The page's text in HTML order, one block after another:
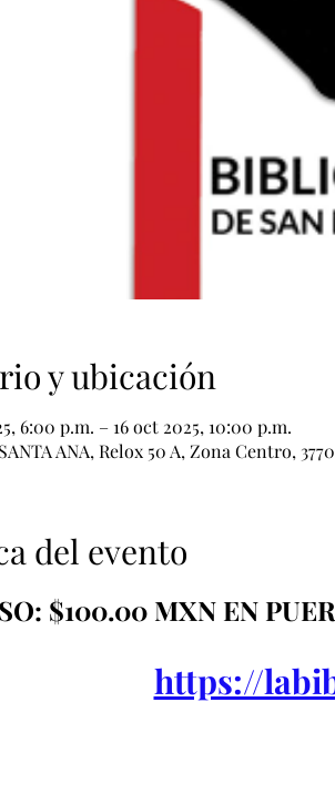
y ubicación
6:00 p.m. – 16 oct 2025, 10:00 p.m.
ANA, Relox 50 A, Zona Centro,
del evento
$100.00 MXN EN
https://